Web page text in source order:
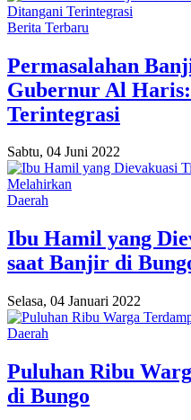
Berita Terbaru
Permasalahan
Gubernur Al
Terintegrasi
Sabtu, 04 Juni 2022
Daerah
Ibu Hamil yang
saat Banjir di
Selasa, 04 Januari 2022
Daerah
Puluhan Ribu
di Bungo